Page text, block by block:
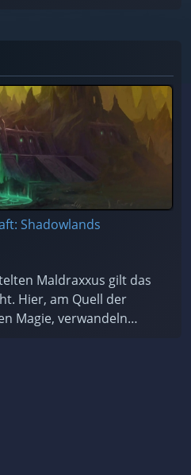
gefangen sind. Soll
Shadowlands
Maldraxxus gilt das
Hier, am Quell der
Magie, verwandeln